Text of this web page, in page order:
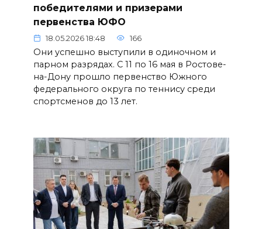
победителями и призерами
первенства ЮФО
18.05.2026 18:48 166
Они успешно выступили в одиночном и
парном разрядах. С 11 по 16 мая в Ростове-
на-Дону прошло первенство Южного
федерального округа по теннису среди
спортсменов до 13 лет.